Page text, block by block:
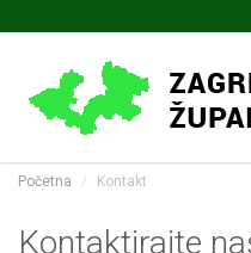
Početna Kontakt
Kontaktirajte